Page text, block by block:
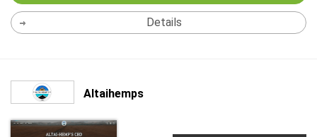
Details
Altaihemps